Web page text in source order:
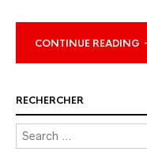
CONTINUE READING
RECHERCHER